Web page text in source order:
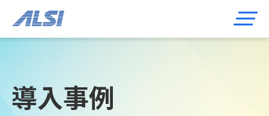
導入事例